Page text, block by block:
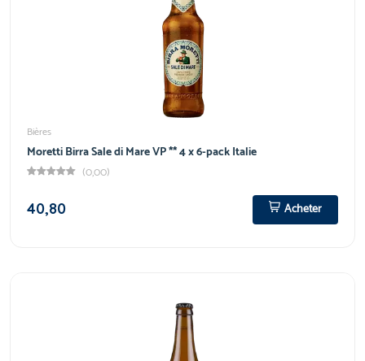
Bières
Moretti Birra Sale di Mare VP ** 4 x 6-pack Italie
(0,00)
40,80
Acheter